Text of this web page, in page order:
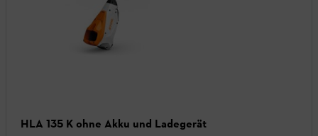
HLA 135 K ohne Akku und Ladegerät